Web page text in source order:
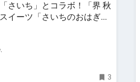
さいち」とコラボ！「界 秋
イーツ「さいちのおはぎ
3